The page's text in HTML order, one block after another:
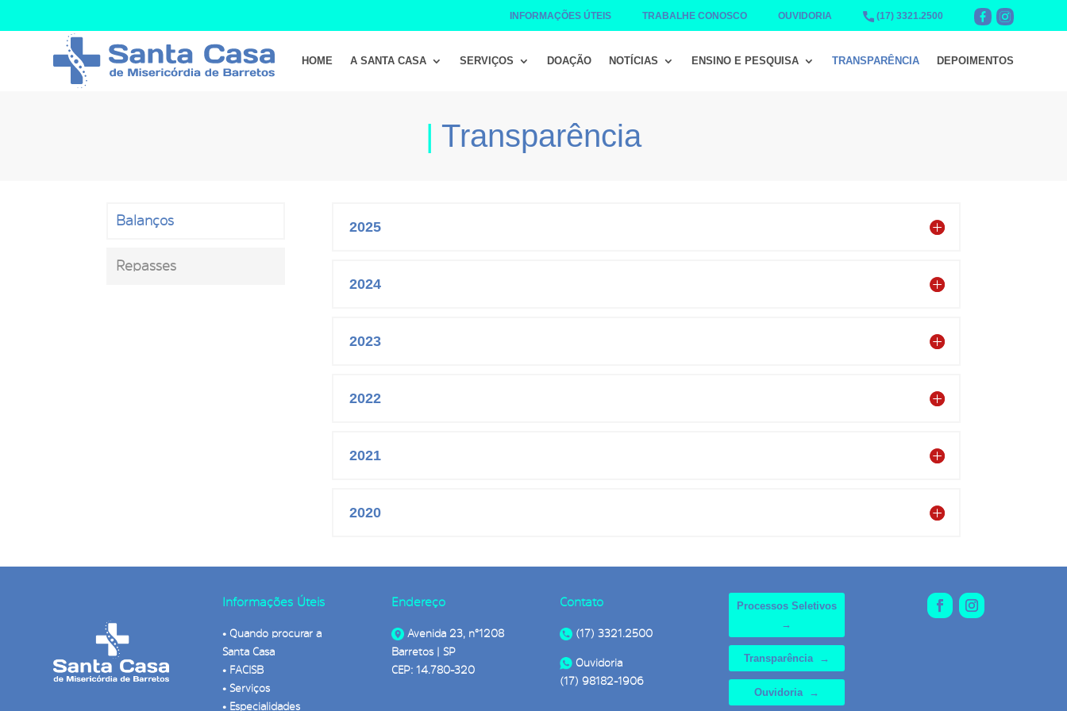
INFORMAÇÕES ÚTEIS TRABALHE CONOSCO OUVIDORIA (17) 3321.2500
HOME A SANTA CASA SERVIÇOS DOAÇÃO NOTÍCIAS ENSINO E PESQUISA TRANSPARÊNCIA DEPOIMENTOS
| Transparência
Balanços
Repasses
2025
2024
2023
2022
2021
2020
Informações Úteis
• Quando procurar a
Santa Casa
• FACISB
• Serviços
• Especialidades
Endereço
Avenida 23, n°1208
Barretos | SP
CEP: 14.780-320
Contato
(17) 3321.2500
Ouvidoria
(17) 98182-1906
Processos Seletivos
→
Transparência →
Ouvidoria →